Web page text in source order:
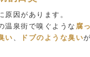
原因があります。
温泉街で嗅ぐような 腐
い
ドブのような臭い